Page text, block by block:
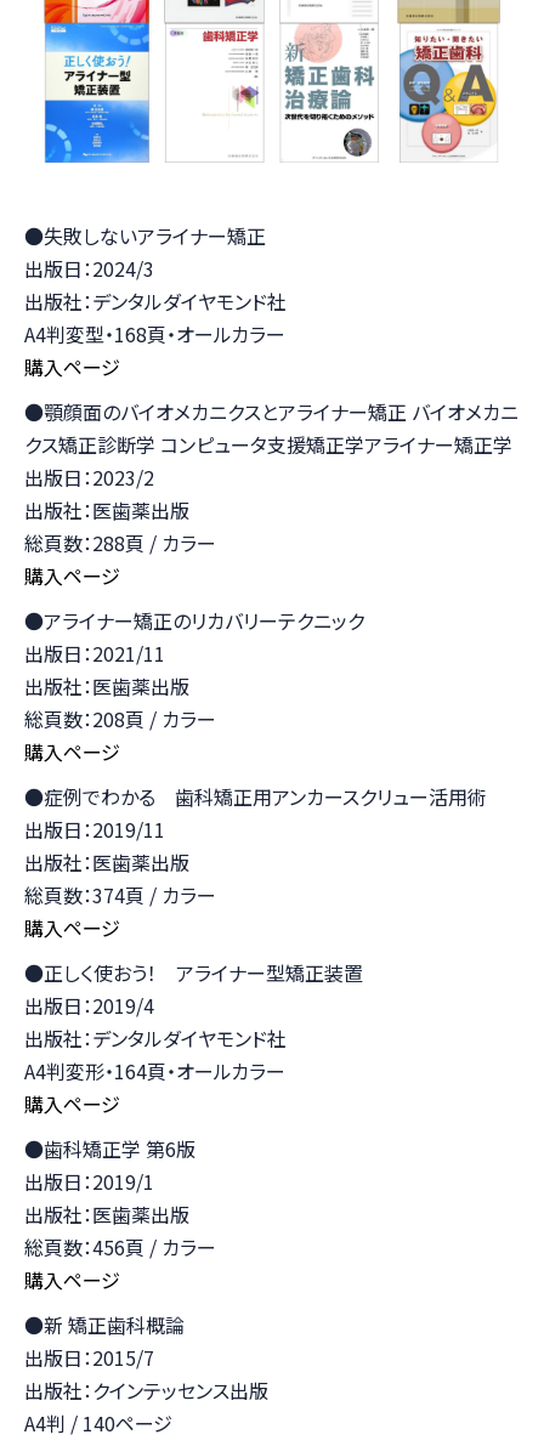
●失敗しないアライナー矯正
出版日：2024/3
出版社：デンタルダイヤモンド社
A4判変型・168頁・オールカラー
購入ページ
●顎顔面のバイオメカニクスとアライナー矯正 バイオメカニ
クス矯正診断学 コンピュータ支援矯正学アライナー矯正学
出版日：2023/2
出版社：医歯薬出版
総頁数：288頁 / カラー
購入ページ
●アライナー矯正のリカバリーテクニック
出版日：2021/11
出版社：医歯薬出版
総頁数：208頁 / カラー
購入ページ
●症例でわかる 歯科矯正用アンカースクリュー活用術
出版日：2019/11
出版社：医歯薬出版
総頁数：374頁 / カラー
購入ページ
●正しく使おう！ アライナー型矯正装置
出版日：2019/4
出版社：デンタルダイヤモンド社
A4判変形・164頁・オールカラー
購入ページ
●歯科矯正学 第6版
出版日：2019/1
出版社：医歯薬出版
総頁数：456頁 / カラー
購入ページ
●新 矯正歯科概論
出版日：2015/7
出版社：クインテッセンス出版
A4判 / 140ページ